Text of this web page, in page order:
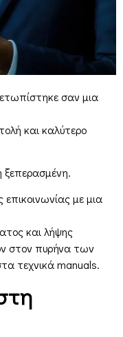
σαν μια
και καλύτερο
ξεπερασμένη.
με μια
και λήψης
στον πυρήνα των
τεχνικά manuals.